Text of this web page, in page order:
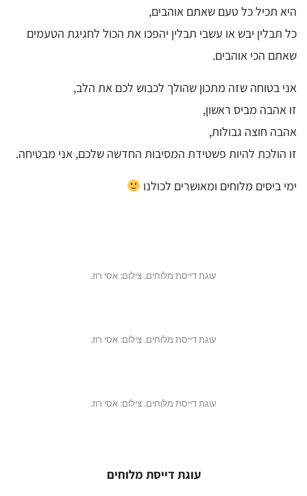
היא תכיל כל טעם שאתם אוהבים,
כל תבלין יבש או עשבי תבלין יהפכו את הכול לחגיגת הטעמים
שאתם הכי אוהבים.
אני בטוחה שזה מתכון שהולך לכבוש לכם את הלב,
זו אהבה מביס ראשון,
אהבה חוצה גבולות,
זו הולכת להיות פשטידת המסיבות החדשה שלכם, אני מבטיחה.
ימי ביסים מלוחים ומאושרים לכולנו
עוגת דייסת מלוחים. צילום: אסי רוז.
עוגת דייסת מלוחים. צילום: אסי רוז.
עוגת דייסת מלוחים. צילום: אסי רוז.
עוגת דייסת מלוחים